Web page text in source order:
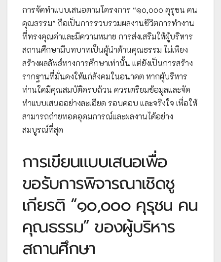
การจัดทำแบบเสนอตามโครงการ “๑๐,๐๐๐ คุรุชน คน
คุณธรรม” ถือเป็นการรวบรวมผลงานชีวิตการทำงาน
ที่ทรงคุณค่าและมีความหมาย การส่งเสริมให้ผู้บริหาร
สถานศึกษามีบทบาทเป็นผู้นำด้านคุณธรรม ไม่เพียง
สร้างผลลัพธ์ทางการศึกษาเท่านั้น แต่ยังเป็นการสร้าง
รากฐานที่มั่นคงให้แก่สังคมในอนาคต หากผู้บริหาร
ท่านใดมีคุณสมบัติครบถ้วน ควรเตรียมข้อมูลและจัด
ทำแบบเสนออย่างละเอียด รอบคอบ และจริงใจ เพื่อให้
สามารถถ่ายทอดอุดมการณ์และผลงานได้อย่าง
สมบูรณ์ที่สุด
การเขียนแบบเสนอเพื่อ
ขอรับการพิจารณาเชิดชู
เกียรติ “๑๐,๐๐๐ คุรุชน คน
คุณธรรม” ของผู้บริหาร
สถานศึกษา